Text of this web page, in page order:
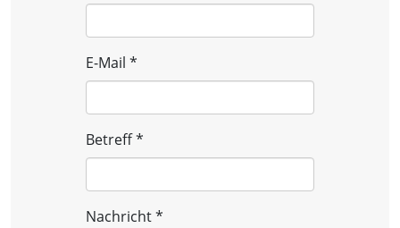
E-Mail *
Betreff*
Nachricht*